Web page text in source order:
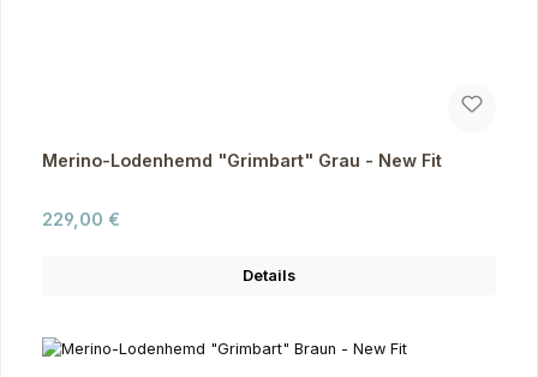
Merino-Lodenhemd "Grimbart" Grau - New Fit
Regulärer Preis:
229,00 €
Details